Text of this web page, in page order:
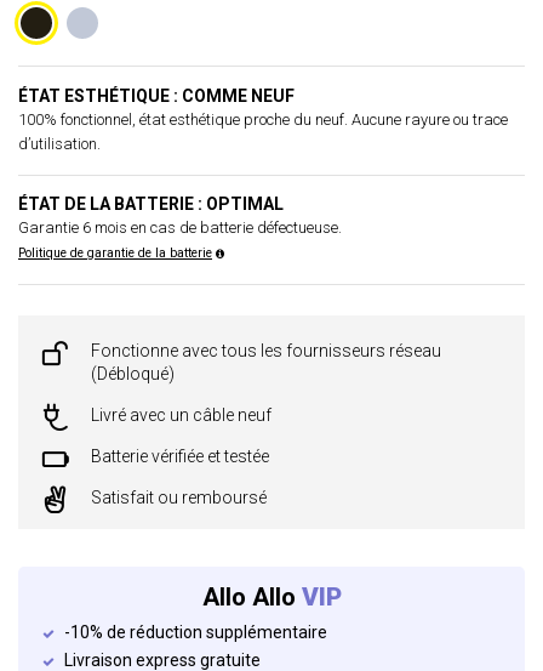
ÉTAT ESTHÉTIQUE : COMME NEUF
100% fonctionnel, état esthétique proche du neuf. Aucune rayure ou trace
d’utilisation.
ÉTAT DE LA BATTERIE : OPTIMAL
Garantie 6 mois en cas de batterie défectueuse.
Politique de garantie de la batterie
Fonctionne avec tous les fournisseurs réseau
(Débloqué)
Livré avec un câble neuf
Batterie vérifiée et testée
Satisfait ou remboursé
Allo Allo VIP
-10% de réduction supplémentaire
Livraison express gratuite